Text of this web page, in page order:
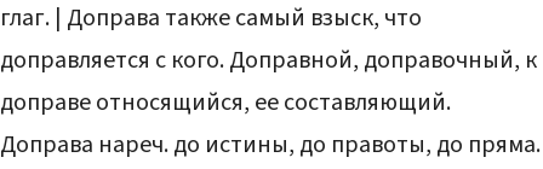
глаг. | Доправа также самый взыск, что
доправляется с кого. Доправной, доправочный, к
доправе относящийся, ее составляющий.
Доправа нареч. до истины, до правоты, до пряма.